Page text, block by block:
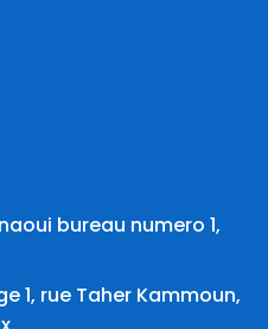
bureau numero 1,
1, rue Taher Kammoun,